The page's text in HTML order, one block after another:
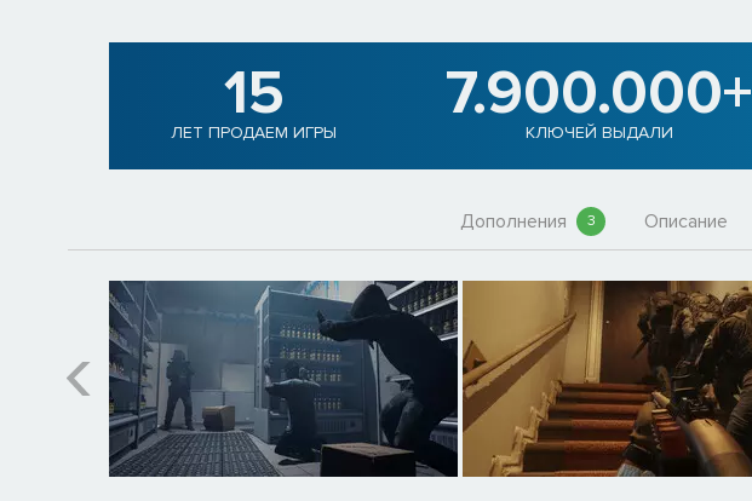
15
ЛЕТ ПРОДАЕМ ИГРЫ
7.900.000+
КЛЮЧЕЙ ВЫДАЛИ
Дополнения 3 Описание